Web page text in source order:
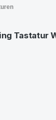
Tastatur